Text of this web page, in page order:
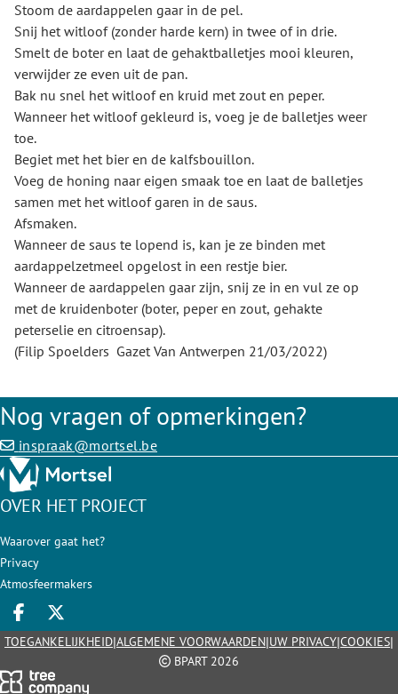
Stoom de aardappelen gaar in de pel.
Snij het witloof (zonder harde kern) in twee of in drie.
Smelt de boter en laat de gehaktballetjes mooi kleuren,
verwijder ze even uit de pan.
Bak nu snel het witloof en kruid met zout en peper.
Wanneer het witloof gekleurd is, voeg je de balletjes weer
toe.
Begiet met het bier en de kalfsbouillon.
Voeg de honing naar eigen smaak toe en laat de balletjes
samen met het witloof garen in de saus.
Afsmaken.
Wanneer de saus te lopend is, kan je ze binden met
aardappelzetmeel opgelost in een restje bier.
Wanneer de aardappelen gaar zijn, snij ze in en vul ze op
met de kruidenboter (boter, peper en zout, gehakte
peterselie en citroensap).
(Filip Spoelders Gazet Van Antwerpen 21/03/2022)
Nog vragen of opmerkingen?
inspraak@mortsel.be
OVER HET PROJECT
Waarover gaat het?
Privacy
Atmosfeermakers
Deel op facebook
Deel op X
TOEGANKELIJKHEID|ALGEMENE VOORWAARDEN|UW PRIVACY|COOKIES|
BPART 2026